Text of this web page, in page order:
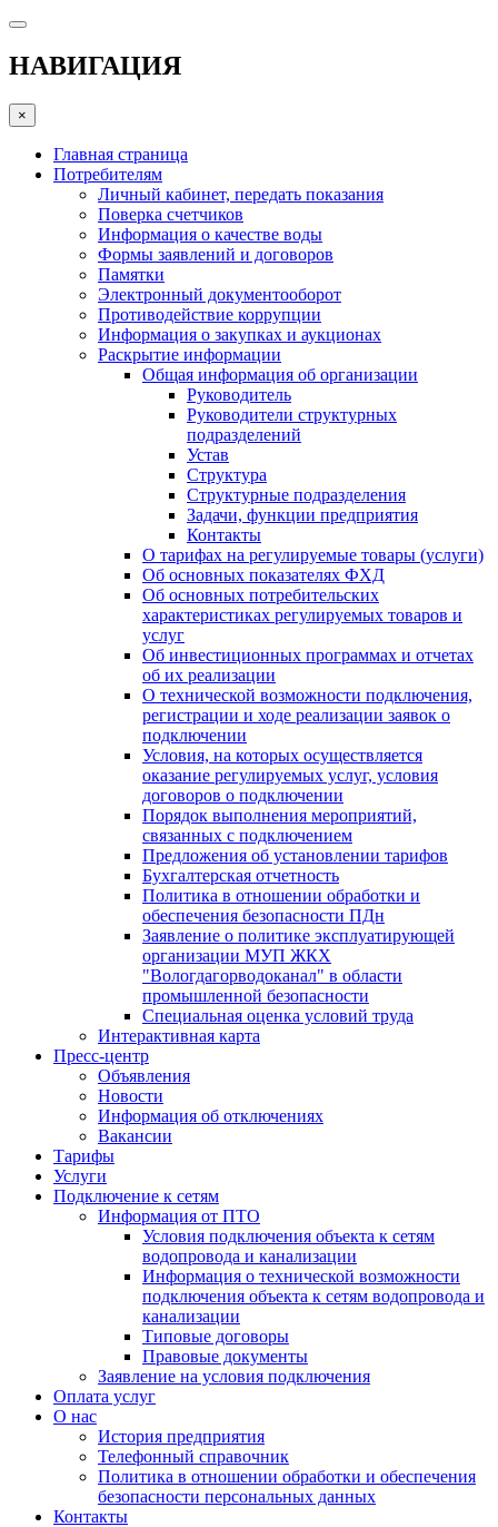
НАВИГАЦИЯ
×
Главная страница
Потребителям
Личный кабинет, передать показания
Поверка счетчиков
Информация о качестве воды
Формы заявлений и договоров
Памятки
Электронный документооборот
Противодействие коррупции
Информация о закупках и аукционах
Раскрытие информации
Общая информация об организации
Руководитель
Руководители структурных
подразделений
Устав
Структура
Структурные подразделения
Задачи, функции предприятия
Контакты
О тарифах на регулируемые товары (услуги)
Об основных показателях ФХД
Об основных потребительских
характеристиках регулируемых товаров и
услуг
Об инвестиционных программах и отчетах
об их реализации
О технической возможности подключения,
регистрации и ходе реализации заявок о
подключении
Условия, на которых осуществляется
оказание регулируемых услуг, условия
договоров о подключении
Порядок выполнения мероприятий,
связанных с подключением
Предложения об установлении тарифов
Бухгалтерская отчетность
Политика в отношении обработки и
обеспечения безопасности ПДн
Заявление о политике эксплуатирующей
организации МУП ЖКХ
"Вологдагорводоканал" в области
промышленной безопасности
Специальная оценка условий труда
Интерактивная карта
Пресс-центр
Объявления
Новости
Информация об отключениях
Вакансии
Тарифы
Услуги
Подключение к сетям
Информация от ПТО
Условия подключения объекта к сетям
водопровода и канализации
Информация о технической возможности
подключения объекта к сетям водопровода и
канализации
Типовые договоры
Правовые документы
Заявление на условия подключения
Оплата услуг
О нас
История предприятия
Телефонный справочник
Политика в отношении обработки и обеспечения
безопасности персональных данных
Контакты